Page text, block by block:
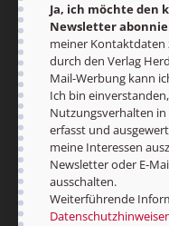
Weiterführende
unseren
E-Mail
Ja, ich möchte den
Newsletter
meiner Kontaktdaten
durch den Verlag
Mail-Werbung kann
Ich bin
Nutzungsverhalten
erfasst und
meine Interessen
Newsletter oder E-
ausschalten.
Weiterführende